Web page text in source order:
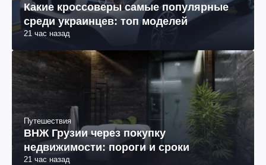
Авто
Какие кроссоверы самые популярные
среди украинцев: топ моделей
Путешествия
ВНЖ Грузии через покупку
недвижимости: пороги и сроки